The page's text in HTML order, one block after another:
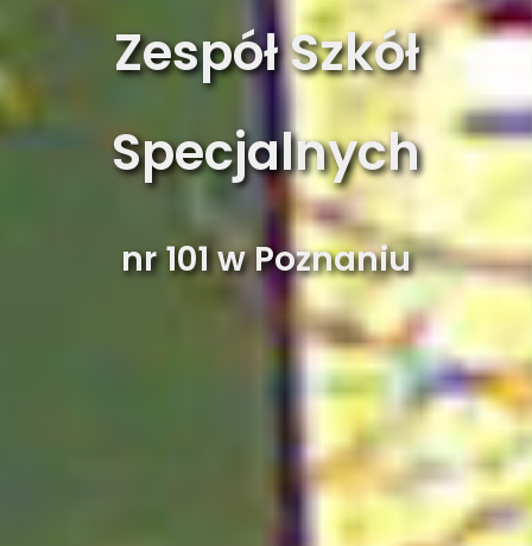
Zespół Szkół
Specjalnych
nr 101 w Poznaniu